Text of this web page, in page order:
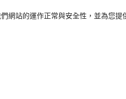
網站的運作正常與安全性，並為您提